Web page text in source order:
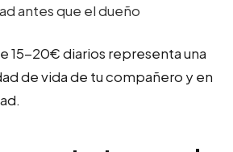
antes que el dueño
15-20€ diarios representa una
de vida de tu compañero y en